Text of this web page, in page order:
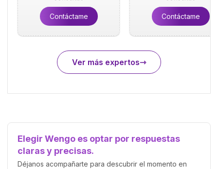
Contáctame Contáctame
Ver más expertos
Elegir Wengo es optar por respuestas
claras y precisas.
Déjanos acompañarte para descubrir el momento en